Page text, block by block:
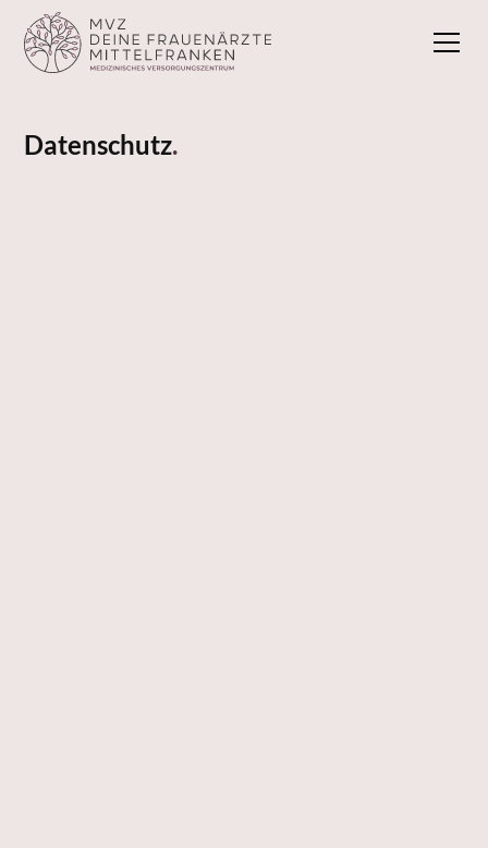
Datenschutz.